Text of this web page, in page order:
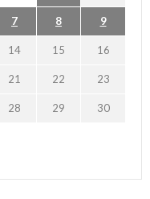
7 8 9
14 15 16
21 22 23
28 29 30